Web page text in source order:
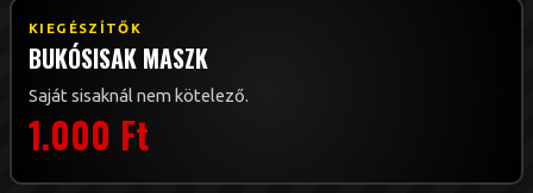
KIEGÉSZÍTŐK
BUKÓSISAK MASZK
Saját sisaknál nem kötelező.
1.000 Ft